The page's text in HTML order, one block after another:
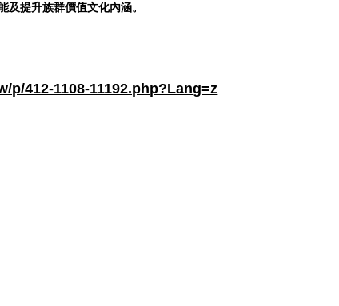
提升族群價值文化內涵。
412-1108-11192.php?Lang=z